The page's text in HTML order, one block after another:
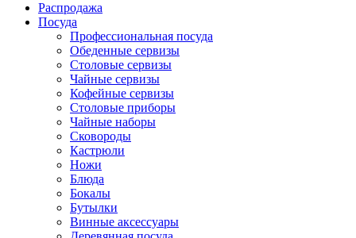
Распродажа
Посуда
Профессиональная посуда
Обеденные сервизы
Столовые сервизы
Чайные сервизы
Кофейные сервизы
Столовые приборы
Чайные наборы
Сковороды
Кастрюли
Ножи
Блюда
Бокалы
Бутылки
Винные аксессуары